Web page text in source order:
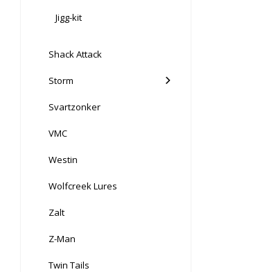
Jigg-kit
Shack Attack
Storm
Svartzonker
VMC
Westin
Wolfcreek Lures
Zalt
Z-Man
Twin Tails